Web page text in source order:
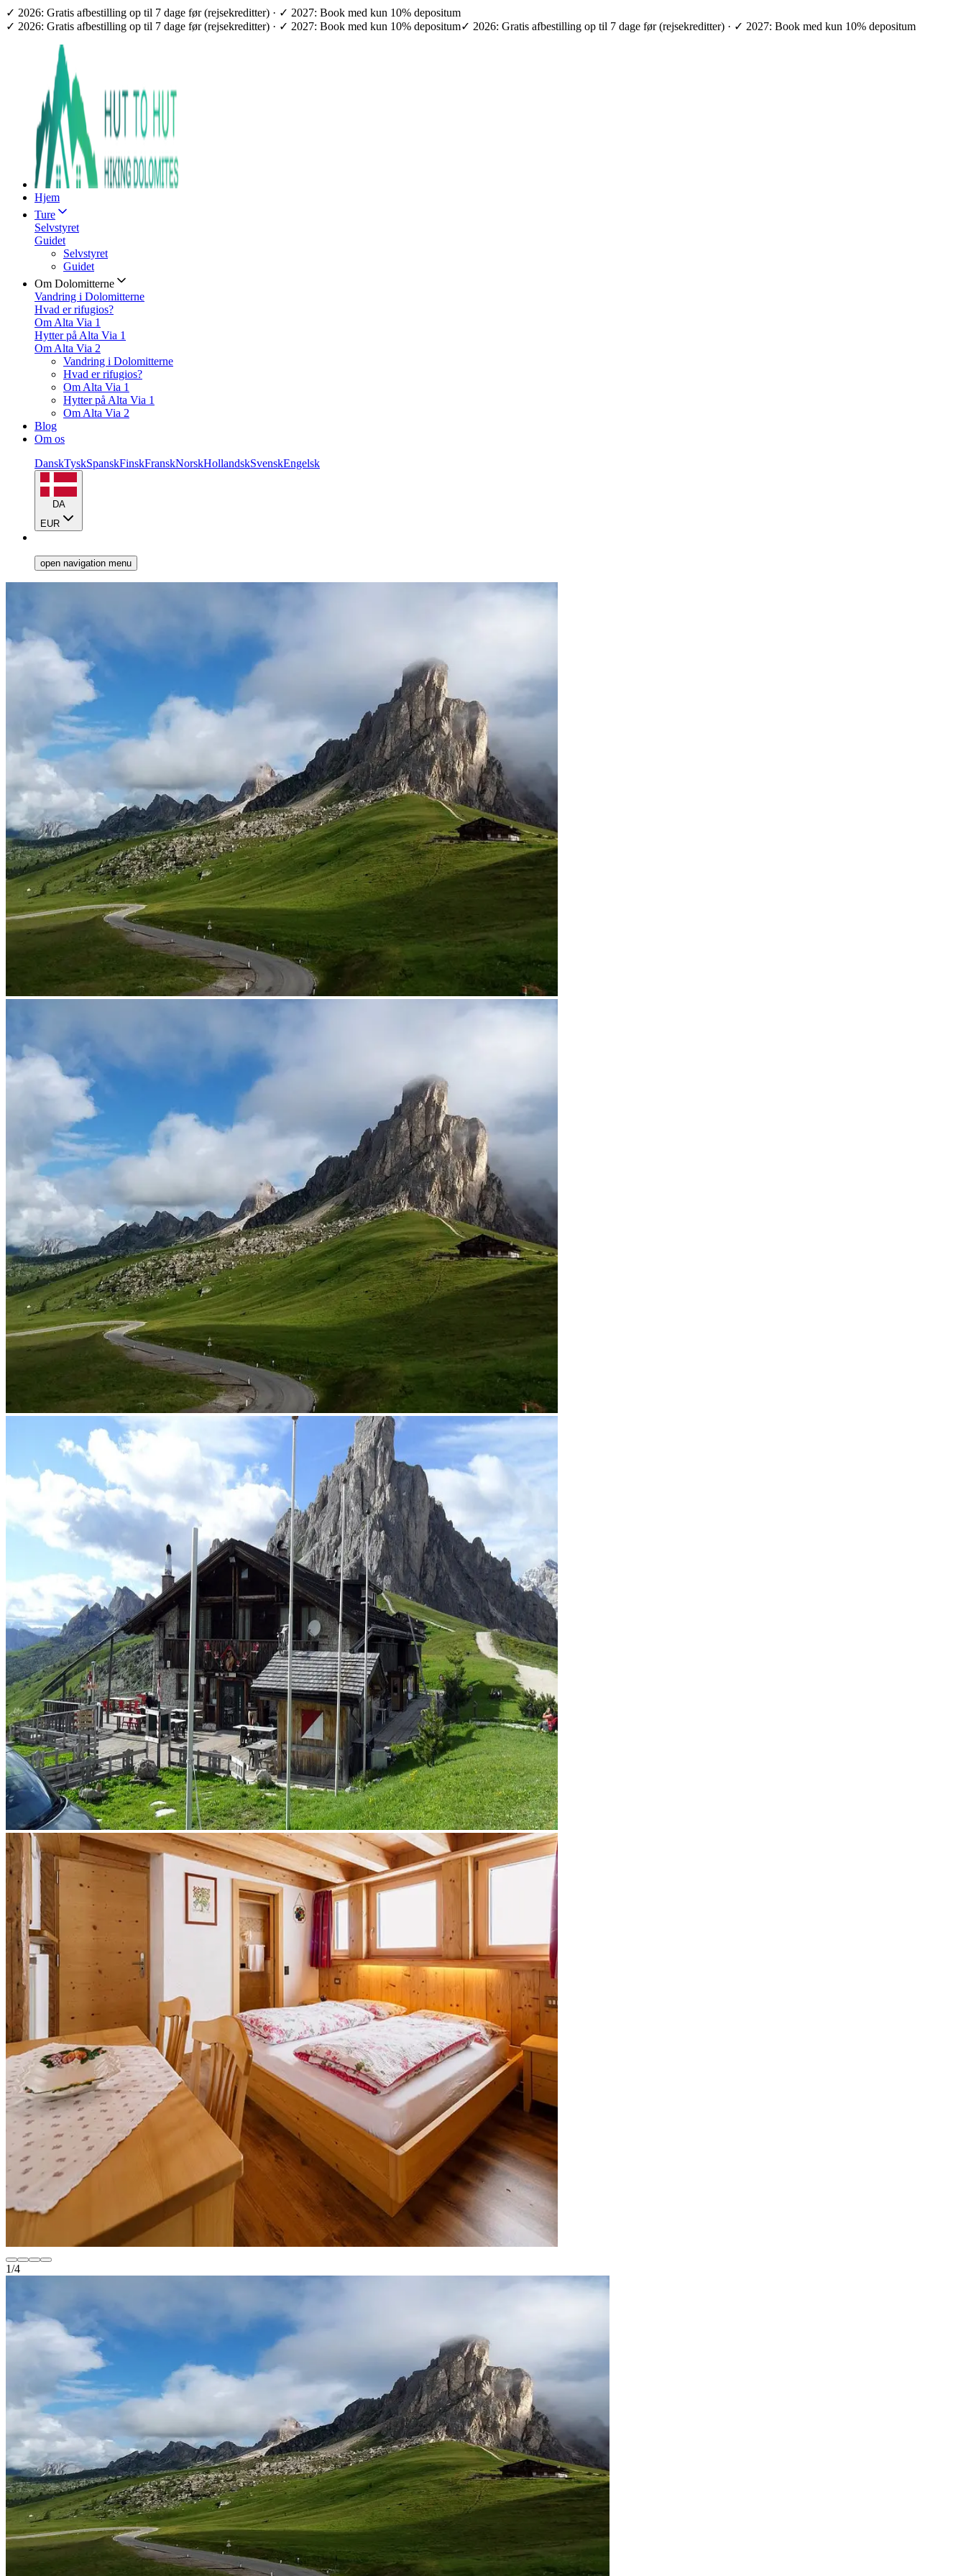
✓ 2026: Gratis afbestilling op til 7 dage før (rejsekreditter) · ✓ 2027: Book med kun 10% depositum
✓ 2026: Gratis afbestilling op til 7 dage før (rejsekreditter) · ✓ 2027: Book med kun 10% depositum✓ 2026: Gratis afbestilling op til 7 dage før (rejsekreditter) · ✓ 2027: Book med kun 10% depositum
Hjem
Ture
Selvstyret
Guidet
Selvstyret
Guidet
Om Dolomitterne
Vandring i Dolomitterne
Hvad er rifugios?
Om Alta Via 1
Hytter på Alta Via 1
Om Alta Via 2
Vandring i Dolomitterne
Hvad er rifugios?
Om Alta Via 1
Hytter på Alta Via 1
Om Alta Via 2
Blog
Om os
DanskTyskSpanskFinskFranskNorskHollandskSvenskEngelsk
DA
EUR
open navigation menu
1/4